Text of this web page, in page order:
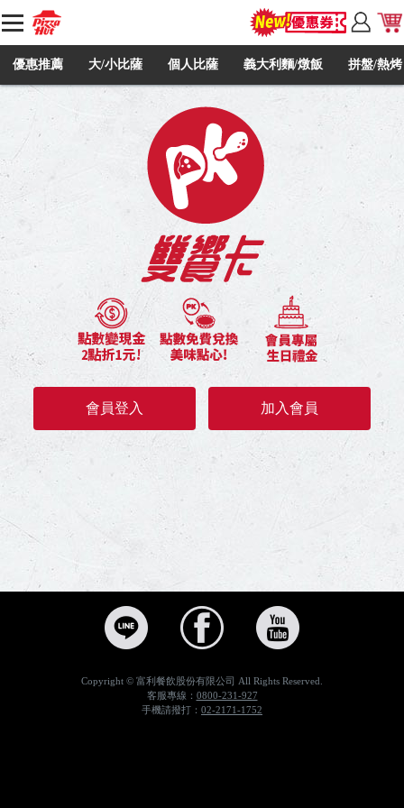
優惠推薦 大/小比薩 個人比薩 義大利麵/燉飯 拼盤/熱烤
會員登入 加入會員
PK雙饗卡會員專區，PK雙饗卡會員，消費積點，折現好禮 | Pizza Hut 必勝客，PK雙饗卡會員專區，PK雙饗卡可以同時享受Pizza Hut必勝客及KFC肯德基兩大品牌的消費點數累積。點數可以折現，更可以兌換優惠，小至副食點心大至各種套餐不同品項供兌換。，必勝客,PizzaHut,比薩,披薩,pizza,安心送,Hot到家,網路訂購,外送,外帶
Copyright © 富利餐飲股份有限公司 All Rights Reserved.
客服專線： 0800-231-927
手機請撥打： 02-2171-1752